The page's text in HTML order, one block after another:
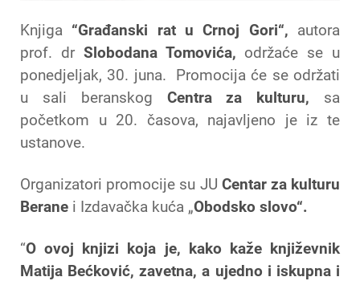
Knjiga “Građanski rat u Crnoj Gori“, autora
prof. drSlobodana Tomovića, održaće se u
ponedjeljak, 30. juna. Promocija će se održati
u sali beranskog Centra za kulturu, sa
početkom u 20. časova, najavljeno je iz te
ustanove.
Organizatori promocije su JU Centar za kulturu
Berane i Izdavačka kuća „Obodsko slovo“.
“O ovoj knjizi koja je, kako kaže književnik
Matija Bećković, zavetna, a ujedno i iskupna i